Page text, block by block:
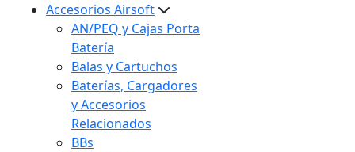
Accesorios Airsoft
AN/PEQ y Cajas Porta
Batería
Balas y Cartuchos
Baterías, Cargadores
y Accesorios
Relacionados
BBs